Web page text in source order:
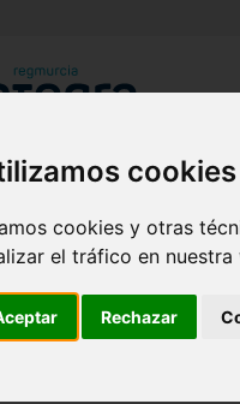
cookies
cookies y otras
el tráfico en
Rechazar